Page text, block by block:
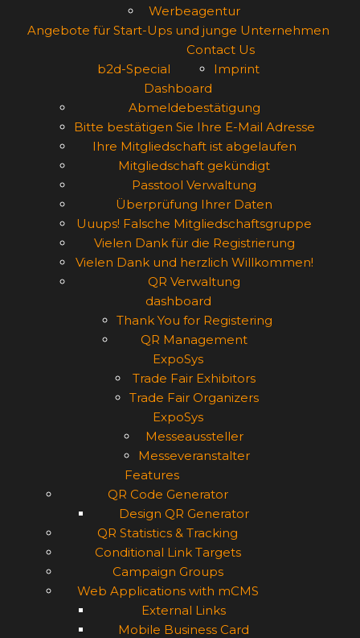
Werbeagentur
Angebote für Start-Ups und junge Unternehmen
b2d-Special
Contact Us
Imprint
Dashboard
Abmeldebestätigung
Bitte bestätigen Sie Ihre E-Mail Adresse
Ihre Mitgliedschaft ist abgelaufen
Mitgliedschaft gekündigt
Passtool Verwaltung
Überprüfung Ihrer Daten
Uuups! Falsche Mitgliedschaftsgruppe
Vielen Dank für die Registrierung
Vielen Dank und herzlich Willkommen!
QR Verwaltung
dashboard
Thank You for Registering
QR Management
ExpoSys
Trade Fair Exhibitors
Trade Fair Organizers
ExpoSys
Messeaussteller
Messeveranstalter
Features
QR Code Generator
Design QR Generator
QR Statistics & Tracking
Conditional Link Targets
Campaign Groups
Web Applications with mCMS
External Links
Mobile Business Card